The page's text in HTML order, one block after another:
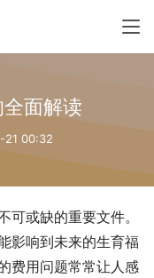
面解读
21 00:32
或缺的重要文件。
影响到未来的生育福
费用问题常常让人感